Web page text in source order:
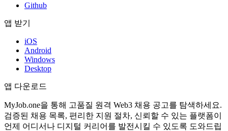
Github
앱 받기
iOS
Android
Windows
Desktop
앱 다운로드
MyJob.one을 통해 고품질 원격 Web3 채용 공고를 탐색하세요.
검증된 채용 목록, 편리한 지원 절차, 신뢰할 수 있는 플랫폼이
언제 어디서나 디지털 커리어를 발전시킬 수 있도록 도와드립